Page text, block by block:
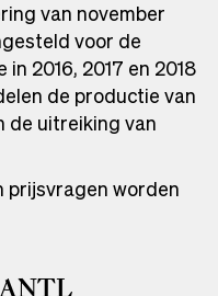
van november
voor de
2016, 2017 en 2018
de productie van
de uitreiking van
prijsvragen worden